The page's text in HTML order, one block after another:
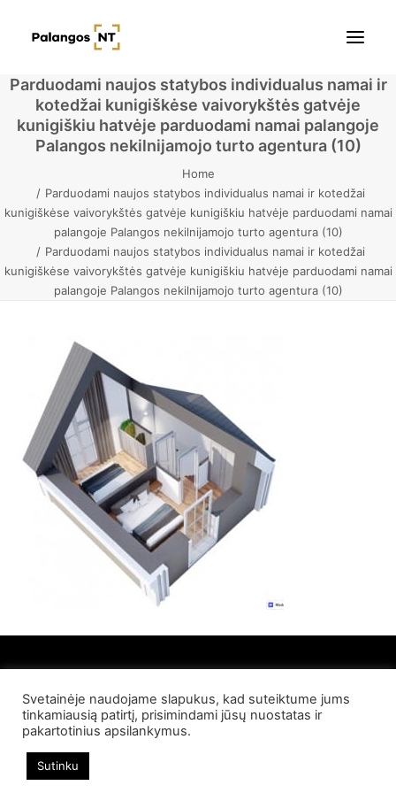
Pradžia
Namai / Kotedžai
Žemės sklypai
Kontaktai
Parduodami naujos statybos individualus namai ir
kotedžai kunigiškėse vaivorykštės gatvėje
kunigiškiu hatvėje parduodami namai palangoje
Palangos nekilnijamojo turto agentura (10)
Home
Parduodami naujos statybos individualus namai ir kotedžai
kunigiškėse vaivorykštės gatvėje kunigiškiu hatvėje parduodami namai
palangoje Palangos nekilnijamojo turto agentura (10)
Parduodami naujos statybos individualus namai ir kotedžai
kunigiškėse vaivorykštės gatvėje kunigiškiu hatvėje parduodami namai
palangoje Palangos nekilnijamojo turto agentura (10)
© 2022 Palangos NT. Visos teisės saugomos
Svetainėje naudojame slapukus, kad suteiktume jums
tinkamiausią patirtį, prisimindami jūsų nuostatas ir
pakartotinius apsilankymus.
Sutinku